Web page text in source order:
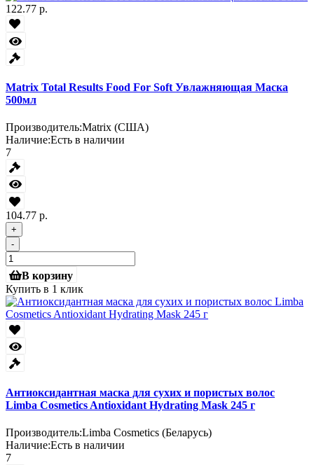
122.77 р.
Matrix Total Results Food For Soft Увлажняющая Маска
500мл
Производитель:Matrix (США)
Наличие:Есть в наличии
7
104.77 р.
+
-
В корзину
Купить в 1 клик
Антиоксидантная маска для сухих и пористых волос
Limba Cosmetics Antioxidant Hydrating Mask 245 г
Производитель:Limba Cosmetics (Беларусь)
Наличие:Есть в наличии
7